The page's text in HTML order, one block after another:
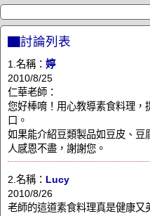
▇討論列表
1.名稱： 婷
2010/8/25
仁華老師：
您好棒唷！用心教導素食料理
口。
如果能介紹豆類製品如豆皮、
人感恩不盡，謝謝您。
2.名稱： Lucy
2010/8/26
老師的這道素食料理真是健康又